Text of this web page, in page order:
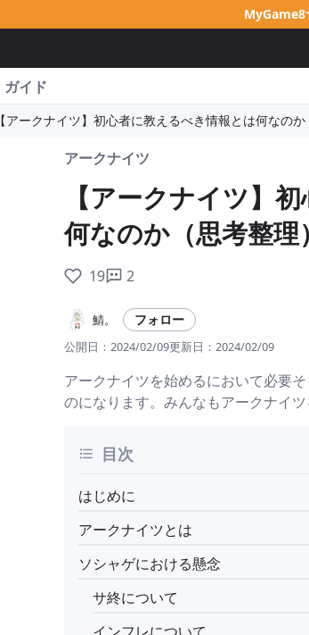
MyGame8
ガイド
【アークナイツ】初心者に教えるべき情報とは何なのか
アークナイツ
【アークナイツ】
何なのか（思考整理）
19 2
鯖。 フォロー
公開日： 2024/02/09更新日： 2024/02/09
アークナイツを始めるにおいて必要
のになります。みんなもアークナイツ
目次
はじめに
アークナイツとは
ソシャゲにおける懸念
サ終について